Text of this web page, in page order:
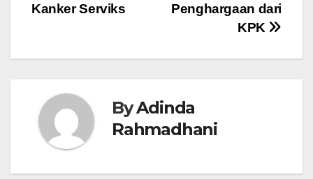
Penghargaan dari
KPK
Kanker Serviks
ByAdinda
Rahmadhani